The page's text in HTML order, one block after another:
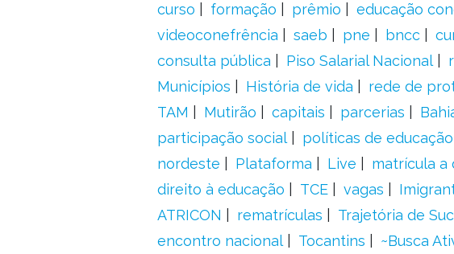
curso
formação prêmio educação
videoconefrência
saeb pne bncc
consulta pública
Piso Salarial Nacional
Municípios
História de vida rede de
TAM
Mutirão capitais parcerias
participação social
políticas de educação
nordeste
Plataforma Live matrícula a
direito à educação
TCE vagas
ATRICON
rematrículas Trajetória de
encontro nacional
Tocantins ~Busca